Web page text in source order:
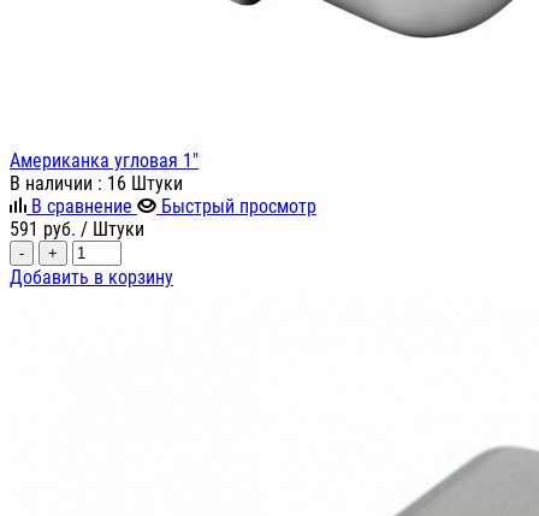
Американка угловая 1"
В наличии : 16 Штуки
В сравнение
Быстрый просмотр
591 руб. / Штуки
- +
Добавить в корзину